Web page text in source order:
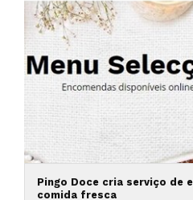
Pingo Doce cria serviço de
comida fresca